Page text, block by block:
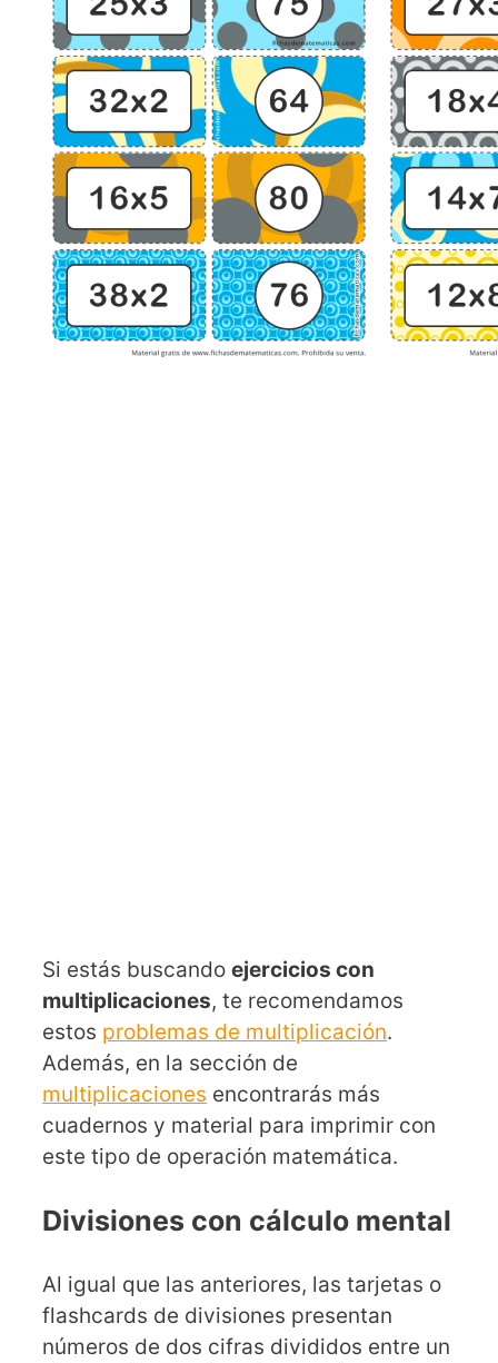
Si estás buscando ejercicios con
multiplicaciones, te recomendamos
estos problemas de multiplicación.
Además, en la sección de
multiplicaciones encontrarás más
cuadernos y material para imprimir con
este tipo de operación matemática.
Divisiones con cálculo mental
Al igual que las anteriores, las tarjetas o
flashcards de divisiones presentan
números de dos cifras divididos entre un